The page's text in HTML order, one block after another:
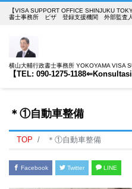
【VISA SUPPORT OFFICE SHINJUKU
書士事務所 ビザ 登録支援機関 外部監査人
横山大輔行政書士事務所 YOKOYAMA VISA
【TEL: 090-1275-
＊①自動車整備
TOP ＊①自動車整備
Facebook Twitter LINE